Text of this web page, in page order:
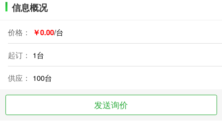
信息概况
价格： ￥0.00/台
起订： 1台
供应： 100台
发送询价